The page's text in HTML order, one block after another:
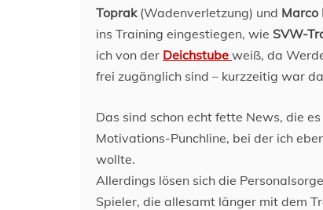
Toprak(Wadenverletzung) und Marco
ins Training eingestiegen, wie SVW-
ich von der Deichstube weiß, da
frei zugänglich sind – kurzzeitig war
Das sind schon echt fette News, die
Motivations-Punchline, bei der ich
wollte.
Allerdings lösen sich die
Spieler, die allesamt länger mit dem